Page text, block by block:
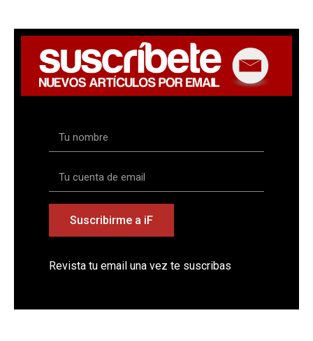
Suscribirme a iF
Revista tu email una vez te suscribas